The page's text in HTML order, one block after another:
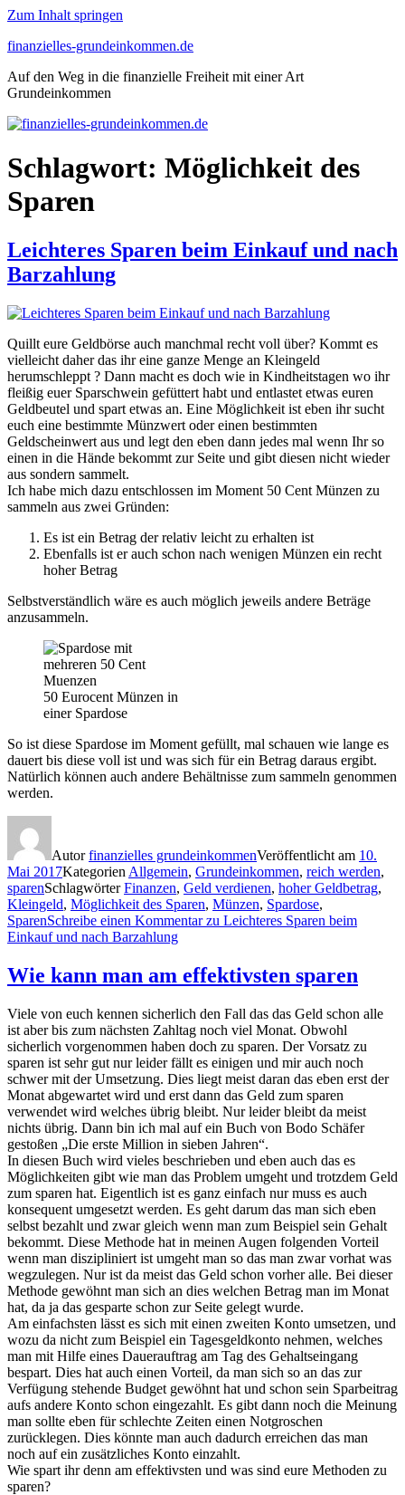
Zum Inhalt springen
finanzielles-grundeinkommen.de
Auf den Weg in die finanzielle Freiheit mit einer Art
Grundeinkommen
Schlagwort: Möglichkeit des
Sparen
Leichteres Sparen beim Einkauf und nach
Barzahlung
Quillt eure Geldbörse auch manchmal recht voll über? Kommt es
vielleicht daher das ihr eine ganze Menge an Kleingeld
herumschleppt ? Dann macht es doch wie in Kindheitstagen wo ihr
fleißig euer Sparschwein gefüttert habt und entlastet etwas euren
Geldbeutel und spart etwas an. Eine Möglichkeit ist eben ihr sucht
euch eine bestimmte Münzwert oder einen bestimmten
Geldscheinwert aus und legt den eben dann jedes mal wenn Ihr so
einen in die Hände bekommt zur Seite und gibt diesen nicht wieder
aus sondern sammelt.
Ich habe mich dazu entschlossen im Moment 50 Cent Münzen zu
sammeln aus zwei Gründen:
Es ist ein Betrag der relativ leicht zu erhalten ist
Ebenfalls ist er auch schon nach wenigen Münzen ein recht
hoher Betrag
Selbstverständlich wäre es auch möglich jeweils andere Beträge
anzusammeln.
50 Eurocent Münzen in
einer Spardose
So ist diese Spardose im Moment gefüllt, mal schauen wie lange es
dauert bis diese voll ist und was sich für ein Betrag daraus ergibt.
Natürlich können auch andere Behältnisse zum sammeln genommen
werden.
Autorfinanzielles grundeinkommenVeröffentlicht am 10.
Mai 2017Kategorien Allgemein, Grundeinkommen, reich werden,
sparenSchlagwörterFinanzen, Geld verdienen, hoher Geldbetrag,
Kleingeld, Möglichkeit des Sparen, Münzen, Spardose,
SparenSchreibe einen Kommentarzu Leichteres Sparen beim
Einkauf und nach Barzahlung
Wie kann man am effektivsten sparen
Viele von euch kennen sicherlich den Fall das das Geld schon alle
ist aber bis zum nächsten Zahltag noch viel Monat. Obwohl
sicherlich vorgenommen haben doch zu sparen. Der Vorsatz zu
sparen ist sehr gut nur leider fällt es einigen und mir auch noch
schwer mit der Umsetzung. Dies liegt meist daran das eben erst der
Monat abgewartet wird und erst dann das Geld zum sparen
verwendet wird welches übrig bleibt. Nur leider bleibt da meist
nichts übrig. Dann bin ich mal auf ein Buch von Bodo Schäfer
gestoßen „Die erste Million in sieben Jahren“.
In diesen Buch wird vieles beschrieben und eben auch das es
Möglichkeiten gibt wie man das Problem umgeht und trotzdem Geld
zum sparen hat. Eigentlich ist es ganz einfach nur muss es auch
konsequent umgesetzt werden. Es geht darum das man sich eben
selbst bezahlt und zwar gleich wenn man zum Beispiel sein Gehalt
bekommt. Diese Methode hat in meinen Augen folgenden Vorteil
wenn man diszipliniert ist umgeht man so das man zwar vorhat was
wegzulegen. Nur ist da meist das Geld schon vorher alle. Bei dieser
Methode gewöhnt man sich an dies welchen Betrag man im Monat
hat, da ja das gesparte schon zur Seite gelegt wurde.
Am einfachsten lässt es sich mit einen zweiten Konto umsetzen, und
wozu da nicht zum Beispiel ein Tagesgeldkonto nehmen, welches
man mit Hilfe eines Dauerauftrag am Tag des Gehaltseingang
bespart. Dies hat auch einen Vorteil, da man sich so an das zur
Verfügung stehende Budget gewöhnt hat und schon sein Sparbeitrag
aufs andere Konto schon eingezahlt. Es gibt dann noch die Meinung
man sollte eben für schlechte Zeiten einen Notgroschen
zurücklegen. Dies könnte man auch dadurch erreichen das man
noch auf ein zusätzliches Konto einzahlt.
Wie spart ihr denn am effektivsten und was sind eure Methoden zu
sparen?